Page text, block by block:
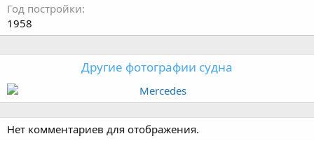
Год постройки
1958
Другие фотографии судна
Нет комментариев для отображения.